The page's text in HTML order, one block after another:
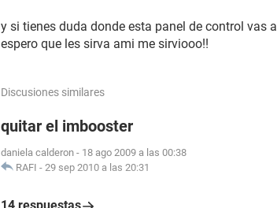
y si tienes duda donde esta panel de control vas
espero que les sirva ami me sirviooo!!
Discusiones similares
quitar el imbooster
daniela calderon - 18 ago 2009 a las 00:38
RAFI - 29 sep 2010 a las 20:31